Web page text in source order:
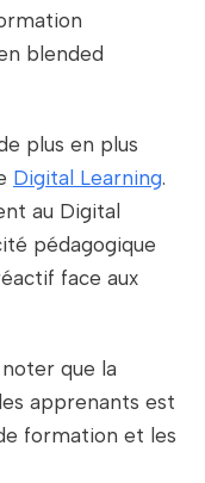
blended
plus en plus
Digital Learning.
au Digital
pédagogique
face aux
que la
apprenants est
formation et les